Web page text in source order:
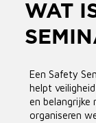
WAT
Een Safety
helpt
en belangrijke
organiseren